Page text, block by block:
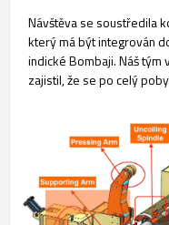
Návštěva se soustředila
který má být integrován
indické Bombaji. Náš tým
zajistil, že se po celý